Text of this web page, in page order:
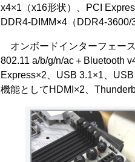
x4×1（x16形状）、PCI
DDR4-DIMM×4（DDR4-3600/
オンボードインターフェー
802.11 a/b/g/n/ac＋Bluetooth
Express×2、USB 3.1×1、
機能としてHDMI×2、